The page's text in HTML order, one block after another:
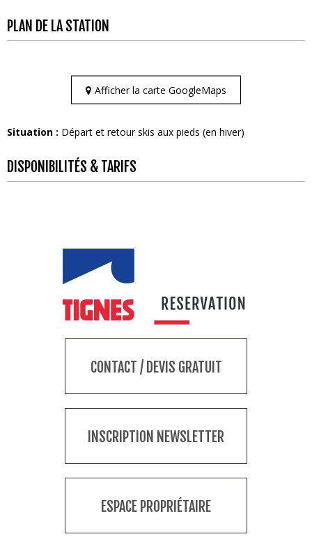
PLAN DE LA STATION
Afficher la carte GoogleMaps
Situation : Départ et retour skis aux pieds (en hiver)
DISPONIBILITÉS & TARIFS
CONTACT / DEVIS GRATUIT
INSCRIPTION NEWSLETTER
ESPACE PROPRIÉTAIRE